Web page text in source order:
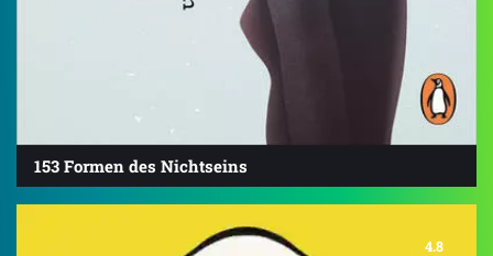
153 Formen des Nichtseins
4.8